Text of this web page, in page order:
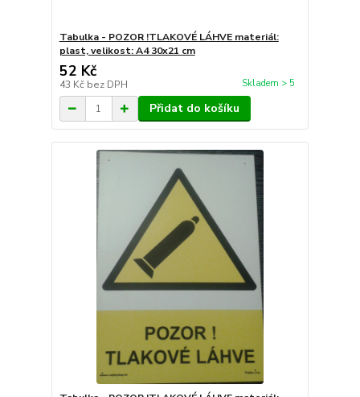
Tabulka - POZOR !TLAKOVÉ LÁHVE materiál:
plast, velikost: A4 30x21 cm
52 Kč
43 Kč bez DPH Skladem > 5
Přidat do košíku